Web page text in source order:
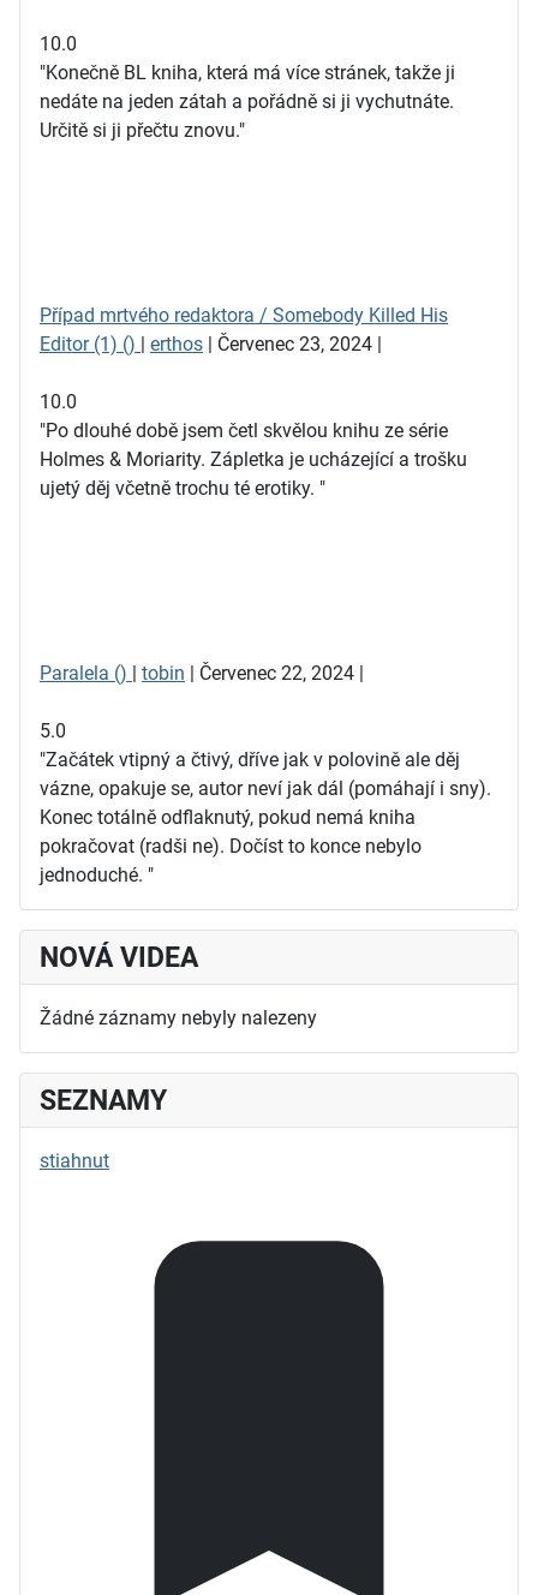
10.0
"Konečně BL kniha, která má více stránek, takže ji
nedáte na jeden zátah a pořádně si ji vychutnáte.
Určitě si ji přečtu znovu."
Případ mrtvého redaktora / Somebody Killed His
Editor (1) ()
erthos | Červenec 23, 2024 |
10.0
"Po dlouhé době jsem četl skvělou knihu ze série
Holmes & Moriarity. Zápletka je ucházející a trošku
ujetý děj včetně trochu té erotiky. "
Paralela () tobin | Červenec 22, 2024 |
5.0
"Začátek vtipný a čtivý, dříve jak v polovině ale děj
vázne, opakuje se, autor neví jak dál (pomáhají i sny).
Konec totálně odflaknutý, pokud nemá kniha
pokračovat (radši ne). Dočíst to konce nebylo
jednoduché. "
NOVÁ VIDEA
Žádné záznamy nebyly nalezeny
SEZNAMY
stiahnut